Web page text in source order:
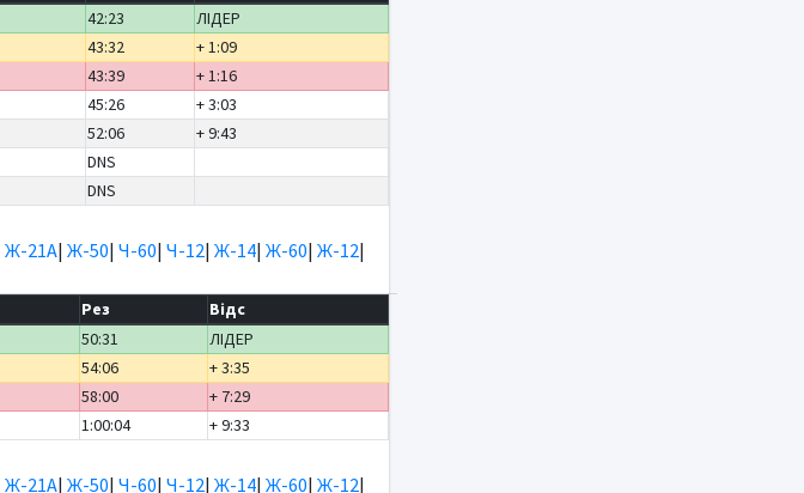
42:23
ЛІДЕР
43:32
+ 1:09
43:39
+ 1:16
45:26
+ 3:03
52:06
+ 9:43
DNS
DNS
Ж-21А| Ж-50| Ч-60| Ч-12| Ж-14| Ж-60| Ж-12|
Рез
Відс
50:31
ЛІДЕР
54:06
+ 3:35
58:00
+ 7:29
1:00:04 + 9:33
Ж-21А| Ж-50| Ч-60| Ч-12| Ж-14| Ж-60| Ж-12|